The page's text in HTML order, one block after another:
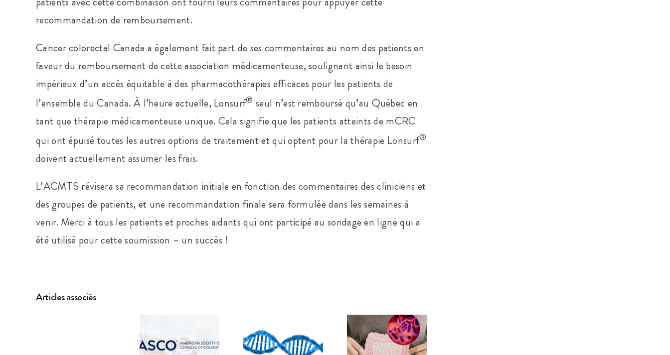
recommandation de remboursement.
Cancer colorectal Canada a également fait part de ses commentaires au nom des patients en
faveur du remboursement de cette association médicamenteuse, soulignant ainsi le besoin
impérieux d’un accès équitable à des pharmacothérapies efficaces pour les patients de
l’ensemble du Canada. À l’heure actuelle, Lonsurf® seul n’est remboursé qu’au Québec en
tant que thérapie médicamenteuse unique. Cela signifie que les patients atteints de mCRC
qui ont épuisé toutes les autres options de traitement et qui optent pour la thérapie Lonsurf®
doivent actuellement assumer les frais.
L’ACMTS révisera sa recommandation initiale en fonction des commentaires des cliniciens et
des groupes de patients, et une recommandation finale sera formulée dans les semaines à
venir. Merci à tous les patients et proches aidants qui ont participé au sondage en ligne qui a
été utilisé pour cette soumission – un succès !
Articles associés